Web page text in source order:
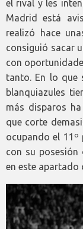
el rival y les
Madrid está
realizó hace
consiguió sacar
con
tanto. En lo que
blanquiazules
más disparos
que corte
ocupando el 11º
con su posesión
en este apartado